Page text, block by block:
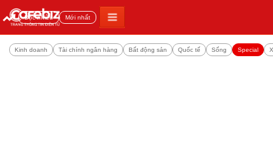
Đọc nhiều Mới nhất
Kinh doanh Tài chính ngân hàng Bất động sản Quốc tế Sống Special